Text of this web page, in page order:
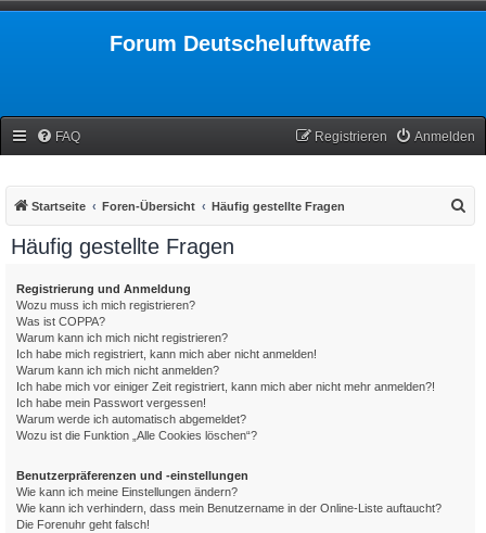
Forum Deutscheluftwaffe
FAQ Anmelden
Registrieren
Startseite Foren-Übersicht Häufig gestellte Fragen
Häufig gestellte Fragen
Registrierung und Anmeldung
Wozu muss ich mich registrieren?
Was ist COPPA?
Warum kann ich mich nicht registrieren?
Ich habe mich registriert, kann mich aber nicht anmelden!
Warum kann ich mich nicht anmelden?
Ich habe mich vor einiger Zeit registriert, kann mich aber nicht mehr anmelden?!
Ich habe mein Passwort vergessen!
Warum werde ich automatisch abgemeldet?
Wozu ist die Funktion „Alle Cookies löschen“?
Benutzerpräferenzen und -einstellungen
Wie kann ich meine Einstellungen ändern?
Wie kann ich verhindern, dass mein Benutzername in der Online-Liste auftaucht?
Die Forenuhr geht falsch!